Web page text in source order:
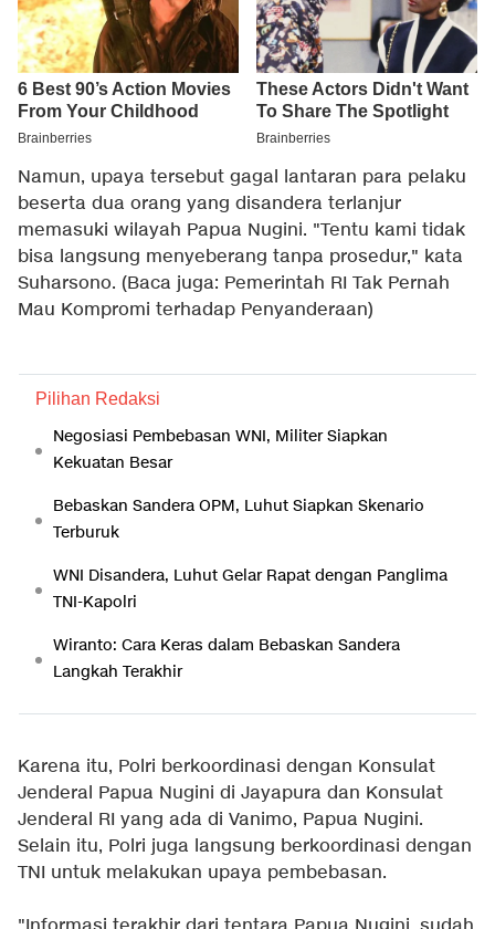
Namun, upaya tersebut gagal lantaran para pelaku
beserta dua orang yang disandera terlanjur
memasuki wilayah Papua Nugini. "Tentu kami tidak
bisa langsung menyeberang tanpa prosedur," kata
Suharsono. (Baca juga: Pemerintah RI Tak Pernah
Mau Kompromi terhadap Penyanderaan)
Pilihan Redaksi
Negosiasi Pembebasan WNI, Militer Siapkan
Kekuatan Besar
Bebaskan Sandera OPM, Luhut Siapkan Skenario
Terburuk
WNI Disandera, Luhut Gelar Rapat dengan Panglima
TNI-Kapolri
Wiranto: Cara Keras dalam Bebaskan Sandera
Langkah Terakhir
Karena itu, Polri berkoordinasi dengan Konsulat
Jenderal Papua Nugini di Jayapura dan Konsulat
Jenderal RI yang ada di Vanimo, Papua Nugini.
Selain itu, Polri juga langsung berkoordinasi dengan
TNI untuk melakukan upaya pembebasan.